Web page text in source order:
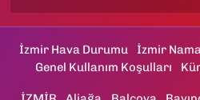
İzmir Hava Durumu İzmir
Genel Kullanım Koşulları